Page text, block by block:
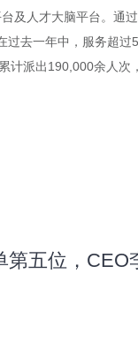
及人才大脑平台。通
过去一年中，服务超过
计派出190,000余人次
第五位，CEO